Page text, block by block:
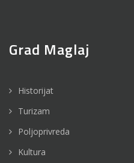
Grad Maglaj
Historijat
Turizam
Poljoprivreda
Kultura